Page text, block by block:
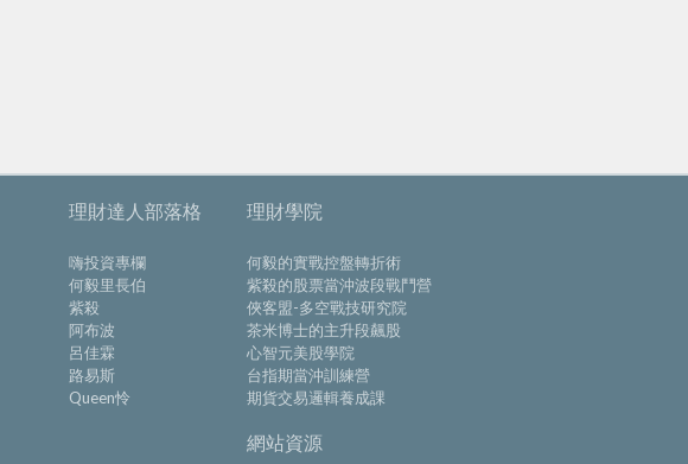
理財達人部落格
嗨投資專欄
何毅里長伯
紫殺
阿布波
呂佳霖
路易斯
Queen怜
理財學院
何毅的實戰控盤轉折術
紫殺的股票當沖波段戰鬥營
俠客盟-多空戰技研究院
茶米博士的主升段飆股
心智元美股學院
台指期當沖訓練營
期貨交易邏輯養成課
網站資源